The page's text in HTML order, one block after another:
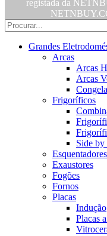
registada da
Grandes
Arcas
Arcas
Arcas
Frigoríficos
Side by
Esquentadores
Exaustores
Fogões
Fornos
Placas
Indução
Placas